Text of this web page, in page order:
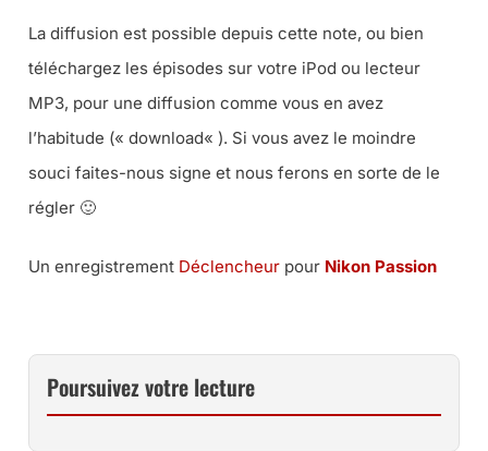
La diffusion est possible depuis cette note, ou bien
téléchargez les épisodes sur votre iPod ou lecteur
MP3, pour une diffusion comme vous en avez
l’habitude (« download« ). Si vous avez le moindre
souci faites-nous signe et nous ferons en sorte de le
régler 🙂
Un enregistrement Déclencheur pour Nikon Passion
Poursuivez votre lecture